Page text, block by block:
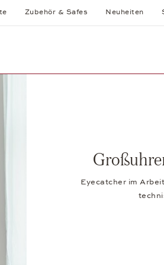
Zubehör & Safes Neuheiten
Eyecatcher im